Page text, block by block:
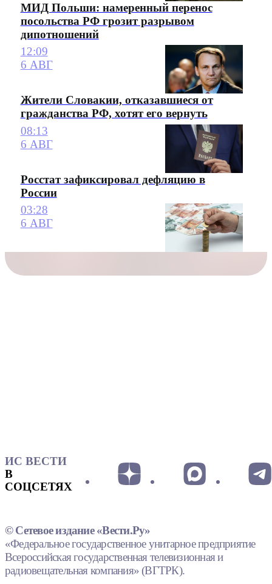
МИД Польши: намеренный перенос
посольства РФ грозит разрывом
дипотношений
12:09
6 АВГ
Жители Словакии, отказавшиеся от
гражданства РФ, хотят его вернуть
08:13
6 АВГ
Росстат зафиксировал дефляцию в
России
03:28
6 АВГ
ИС ВЕСТИ
В
СОЦСЕТЯХ
© Сетевое издание «Вести.Ру»
«Федеральное государственное унитарное предприятие
Всероссийская государственная телевизионная и
радиовещательная компания» (ВГТРК).